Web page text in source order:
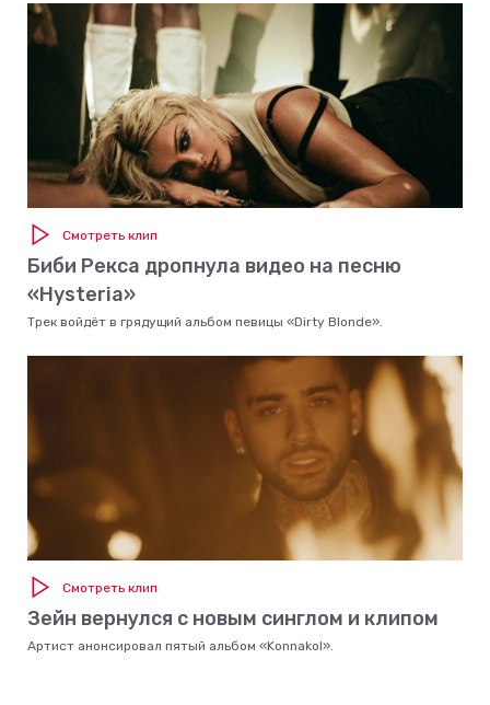
Смотреть клип
Биби Рекса дропнула видео на песню
«Hysteria»
Трек войдёт в грядущий альбом певицы «Dirty Blonde».
Смотреть клип
Зейн вернулся с новым синглом и клипом
Артист анонсировал пятый альбом «Konnakol».